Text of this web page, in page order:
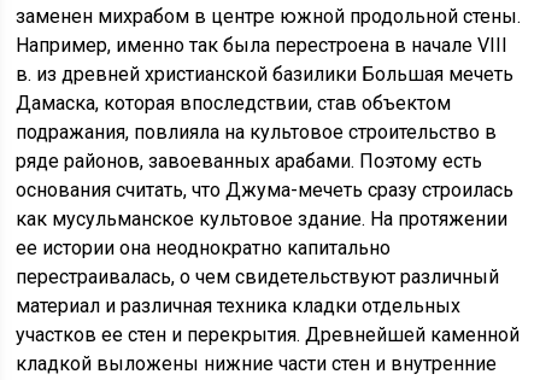
заменен михрабом в центре южной продольной стены.
Например, именно так была перестроена в начале VIII
в. из древней христианской базилики Большая мечеть
Дамаска, которая впоследствии, став объектом
подражания, повлияла на культовое строительство в
ряде районов, завоеванных арабами. Поэтому есть
основания считать, что Джума-мечеть сразу строилась
как мусульманское культовое здание. На протяжении
ее истории она неоднократно капитально
перестраивалась, о чем свидетельствуют различный
материал и различная техника кладки отдельных
участков ее стен и перекрытия. Древнейшей каменной
кладкой выложены нижние части стен и внутренние